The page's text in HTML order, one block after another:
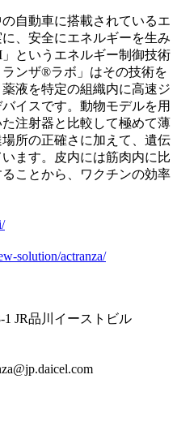
自動車に搭載されているエ
、安全にエネルギーを生み
というエネルギー制御技術
ンザ®ラボ」はその技術を
液を特定の組織内に高速ジ
イスです。動物モデルを用
注射器と比較して極めて薄
所の正確さに加えて、遺伝
ます。皮内には筋肉内に比
ことから、ワクチンの効率
solution/actranza/
1 JR品川イーストビル